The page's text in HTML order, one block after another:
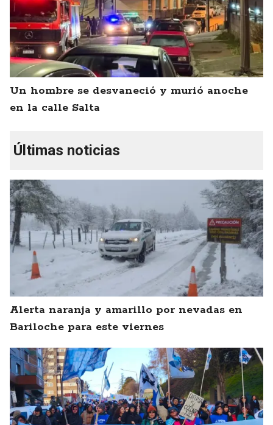
Un hombre se desvaneció y murió anoche
en la calle Salta
Últimas noticias
Alerta naranja y amarillo por nevadas en
Bariloche para este viernes